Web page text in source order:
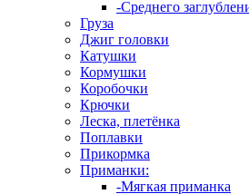
-Среднего
Груза
Джиг головки
Катушки
Кормушки
Коробочки
Крючки
Леска, плетёнка
Поплавки
Прикормка
Приманки:
-Мягкая приманка